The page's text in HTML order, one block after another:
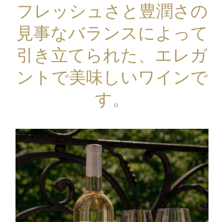
フレッシュさと豊潤さの
見事なバランスによって
引き立てられた、エレガ
ントで美味しいワインで
す。